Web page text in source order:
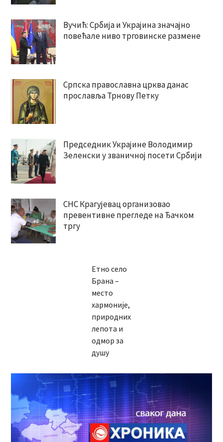
Вучић: Србија и Украјина значајно
повећале ниво трговинске размене
Српска православна црква данас
прославља Трнову Петку
Председник Украјине Володимир
Зеленски у званичној посети Србији
СНС Крагујевац организовао
превентивне прегледе на Ђачком
тргу
Етно село
Брана –
место
хармоније,
природних
лепота и
одмор за
душу